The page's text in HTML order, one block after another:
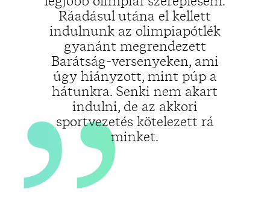
Ráadásul utána el kellett
indulnunk az olimpiapótlék
gyanánt megrendezett
Barátság-versenyeken, ami
úgy hiányzott, mint púp a
hátunkra. Senki nem akart
indulni, de az akkori
sportvezetés kötelezett rá
minket.